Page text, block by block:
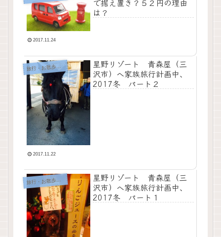
は？
2017.11.24
旅行・お散歩・おでかけ
星野リゾート 青森屋（三
沢市）へ家族旅行計画中、
2017冬 パート２
2017.11.22
旅行・お散歩・おでかけ
星野リゾート 青森屋（三
沢市）へ家族旅行計画中、
2017冬 パート１